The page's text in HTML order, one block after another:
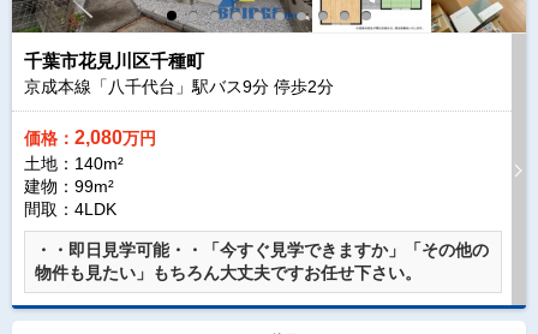
千葉市花見川区千種町
京成本線「八千代台」駅バス9分 停歩2分
価格： 2,080万円
土地：140m²
建物：99m²
間取：4LDK
・・即日見学可能・・「今すぐ見学できますか」「その他の
物件も見たい」もちろん大丈夫ですお任せ下さい。